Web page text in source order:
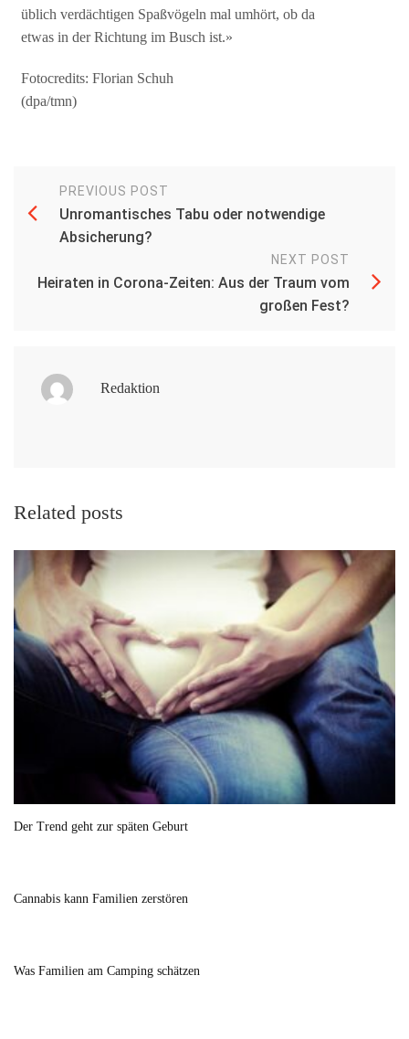
üblich verdächtigen Spaßvögeln mal umhört, ob da
etwas in der Richtung im Busch ist.»
Fotocredits: Florian Schuh
(dpa/tmn)
PREVIOUS POST
Unromantisches Tabu oder notwendige
Absicherung?
NEXT POST
Heiraten in Corona-Zeiten: Aus der Traum vom
großen Fest?
Redaktion
Related posts
Der Trend geht zur späten Geburt
Cannabis kann Familien zerstören
Was Familien am Camping schätzen